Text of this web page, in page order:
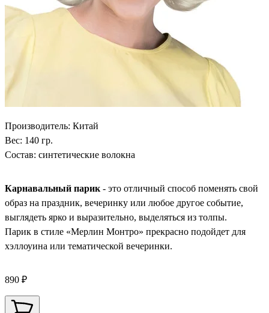
Производитель: Китай
Вес: 140 гр.
Состав: синтетические волокна
Карнавальный парик - это отличный способ поменять свой
образ на праздник, вечеринку или любое другое событие,
выглядеть ярко и выразительно, выделяться из толпы.
Парик в стиле «Мерлин Монтро» прекрасно подойдет для
хэллоуина или тематической вечеринки.
890 ₽